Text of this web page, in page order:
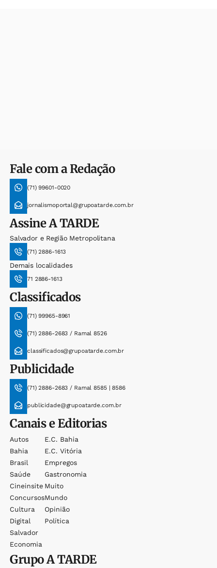
Fale com a Redação
(71) 99601-0020
jornalismoportal@grupoatarde.com.br
AssineA TARDE
Salvador e Região Metropolitana
(71) 2886-1613
Demais localidades
71 2886-1613
Classificados
(71) 99965-8961
(71) 2886-2683 / Ramal 8526
classificados@grupoatarde.com.br
Publicidade
(71) 2886-2683 / Ramal 8585 | 8586
publicidade@grupoatarde.com.br
Canais e Editorias
Autos
Bahia
Brasil
Saúde
Cineinsite
Concursos
Cultura
Digital
Salvador
Economia
E.c. Bahia
E.c. Vitória
Empregos
Gastronomia
Muito
Mundo
Opinião
Política
GrupoA TARDE